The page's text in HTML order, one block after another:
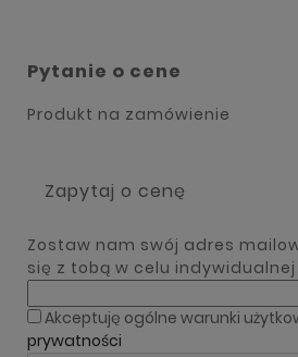
Pytanie o cene
Produkt na zamówienie
Zapytaj o cenę
Zostaw nam swój adres
się z tobą w celu
Akceptuję ogólne warunki
prywatności